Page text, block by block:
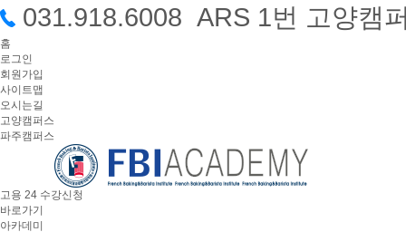
031.918.6008 ARS 1번 고양캠
홈
로그인
회원가입
사이트맵
오시는길
고양캠퍼스
파주캠퍼스
고용 24 수강신청
바로가기
아카데미